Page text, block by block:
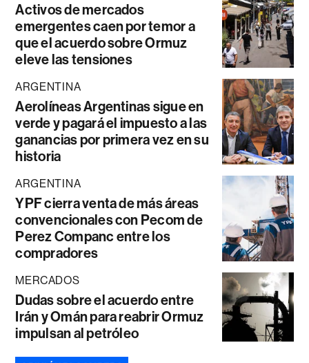
Activos de mercados
emergentes caen por temor a
que el acuerdo sobre Ormuz
eleve las tensiones
ARGENTINA
Aerolíneas Argentinas sigue en
verde y pagará el impuesto a las
ganancias por primera vez en su
historia
ARGENTINA
YPF cierra venta de más áreas
convencionales con Pecom de
Perez Companc entre los
compradores
MERCADOS
Dudas sobre el acuerdo entre
Irán y Omán para reabrir Ormuz
impulsan al petróleo